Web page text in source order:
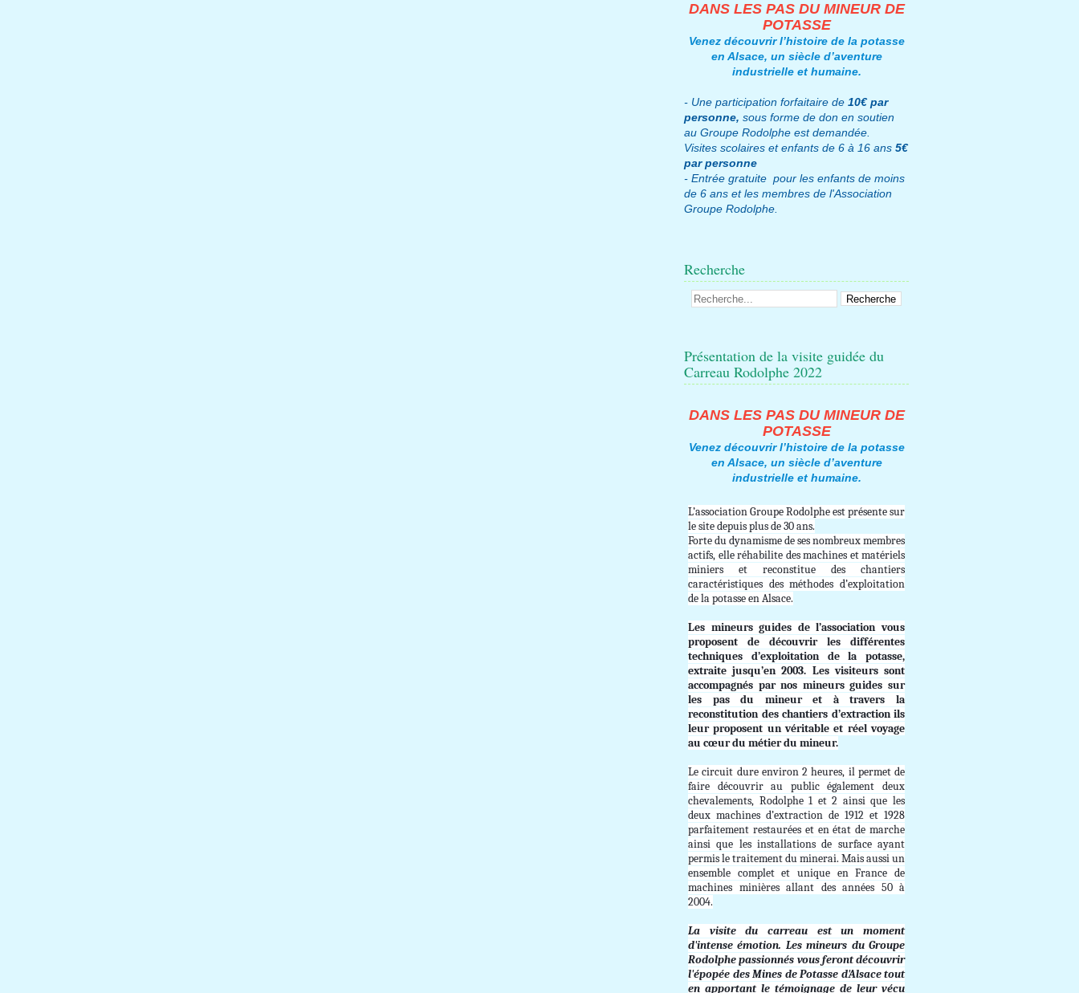
DANS LES PAS DU MINEUR DE
POTASSE
Venez découvrir l’histoire de la potasse
en Alsace, un siècle d’aventure
industrielle et humaine.
- Une participation forfaitaire de 10€par
personne, sous forme de don en soutien
au Groupe Rodolphe est demandée.
Visites scolaires et enfants de 6 à 16 ans 5€
par personne
- Entrée gratuite pour les enfants de moins
de 6 ans et les membres de l'Association
Groupe Rodolphe
Recherche
Présentation de la visite guidée du
Carreau Rodolphe 2022
DANS LES PAS DU MINEUR DE
POTASSE
Venez découvrir l’histoire de la potasse
en Alsace, un siècle d’aventure
industrielle et humaine.
L’association Groupe Rodolphe est présente sur
le site depuis plus de 30 ans.
Forte du dynamisme de ses nombreux membres
actifs, elle réhabilite des machines et matériels
miniers et reconstitue des chantiers
caractéristiques des méthodes d’exploitation
de la potasse en Alsace.
Les mineurs guides de l’association vous
proposent de découvrir les différentes
techniques d’exploitation de la potasse,
extraite jusqu’en 2003. Les visiteurs sont
accompagnés par nos mineurs guides sur
les pas du mineur et à travers la
reconstitution des chantiers d’extraction ils
leur proposent un véritable et réel voyage
au cœur du métier du mineur.
Le circuit dure environ 2 heures, il permet de
faire découvrir au public également deux
chevalements, Rodolphe 1 et 2 ainsi que les
deux machines d’extraction de 1912 et 1928
parfaitement restaurées et en état de marche
ainsi que les installations de surface ayant
permis le traitement du minerai. Mais aussi un
ensemble complet et unique en France de
machines minières allant des années 50 à
2004.
La visite du carreau est un moment
d'intense émotion. Les mineurs du Groupe
Rodolphe passionnés vous feront découvrir
l'épopée des Mines de Potasse d'Alsace tout
en apportant le témoignage de leur vécu